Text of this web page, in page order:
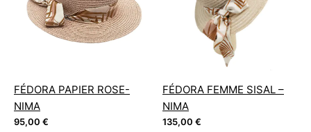
FÉDORA PAPIER ROSE-
NIMA
95,00 €
FÉDORA FEMME SISAL –
NIMA
135,00 €